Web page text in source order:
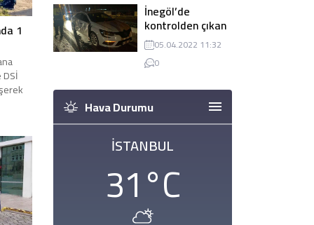
1
ile
İnegöl’de
kontrolden çıkan
tır 2 otomobile
çarptı
05.04.2022 11:32
0
Hava Durumu
İSTANBUL
31°C